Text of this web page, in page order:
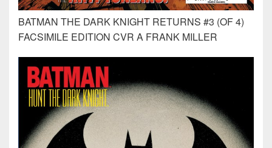
BATMAN THE DARK KNIGHT RETURNS #3 (OF 4)
FACSIMILE EDITION CVR A FRANK MILLER